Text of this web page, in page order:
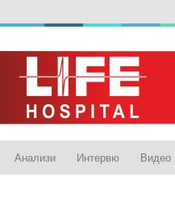
Анализи Интервю Видео